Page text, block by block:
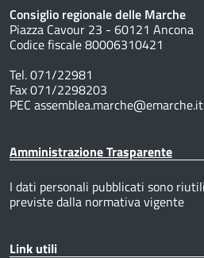
Consiglio regionale delle Marche
Piazza Cavour 23 - 60121 Ancona
Codice fiscale 80006310421
Tel. 071/22981
Fax 071/2298203
PEC assemblea.marche@emarche.it
Amministrazione Trasparente
I dati personali pubblicati sono
previste dalla normativa vigente
Link utili